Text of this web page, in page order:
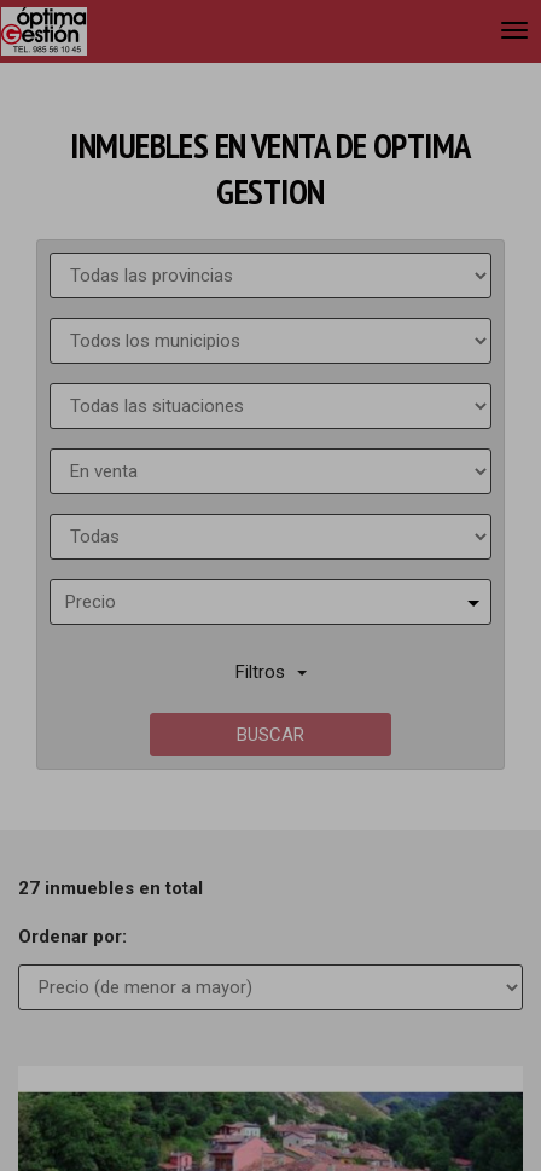
INMUEBLES EN VENTA DE OPTIMA
GESTION
Precio
Filtros
BUSCAR
27 inmuebles en total
Ordenar por: